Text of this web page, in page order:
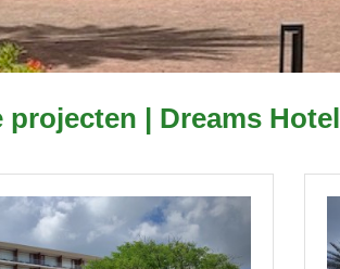
projecten | Dreams